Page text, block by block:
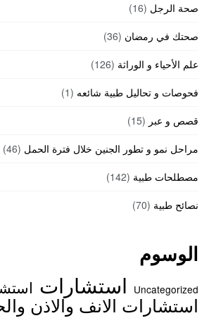
صحة الرجل (16)
صحتك في رمضان (36)
علم الأحياء و الوراثة (126)
فحوصات و تحاليل طبية شائعه (1)
قصص و عبر (15)
مراحل نمو و تطور الجنين خلال فترة الحمل (46)
مصطلحات طبية (142)
نصائح طبية (70)
الوسوم
Uncategorized استشارات
استشارات الانف والاذن